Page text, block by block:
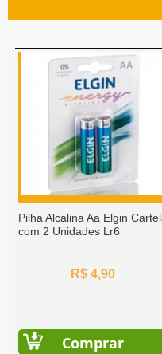
Pilha Alcalina Aa Elgin
com 2 Unidades Lr6
R$ 4,90
Comprar